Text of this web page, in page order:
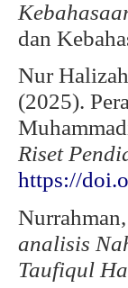
dan
Nur
(2025).
Riset
https://
analisis
Taufiqul